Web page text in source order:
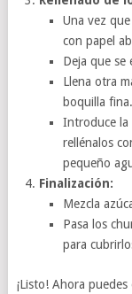
Una vez
con papel
Deja que se
Llena otra
boquilla fina.
Introduce la
rellénalos
pequeño
Finalización:
Mezcla
Pasa los
para
¡Listo! Ahora